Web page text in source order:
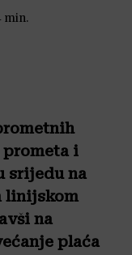
min.
i
srijedu na
linijskom
na
plaća